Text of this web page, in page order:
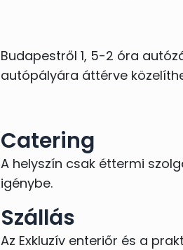
hónapokban - akár még
családdal.
Gyertek és nézzetek meg
kötelezettséggel nem jár! :)
Budapestről 1, 5-2 óra
autópályára áttérve
Catering
A helyszín csak éttermi
igénybe.
Szállás
Az Exkluzív enteriőr és a